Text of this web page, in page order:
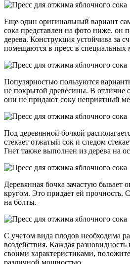
Еще один оригинальный вариант
сока представлен на фото ниже. он
дерева. Конструкция устойчива за
помещаются в пресс в специальных
Популярностью пользуются
не покрытой древесины. В отличие
они не придают соку неприятный
Под деревянной бочкой
стекает отжатый сок и следом
Гнет также выполнен из дерева на
Деревянная бочка зачастую бывает
кругом. Это придает ей прочность.
на болты.
С учетом вида плодов необходима
воздействия. Каждая разновидность
своими характеристиками,
различной мощностью.